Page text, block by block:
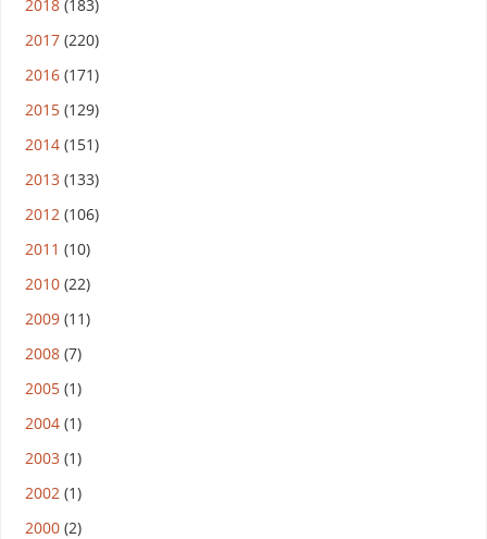
2018(183)
2017(220)
2016(171)
2015(129)
2014(151)
2013(133)
2012 (106)
2011 (10)
2010(22)
2009(11)
2008(7)
2005(1)
2004(1)
2003(1)
2002 (1)
2000(2)